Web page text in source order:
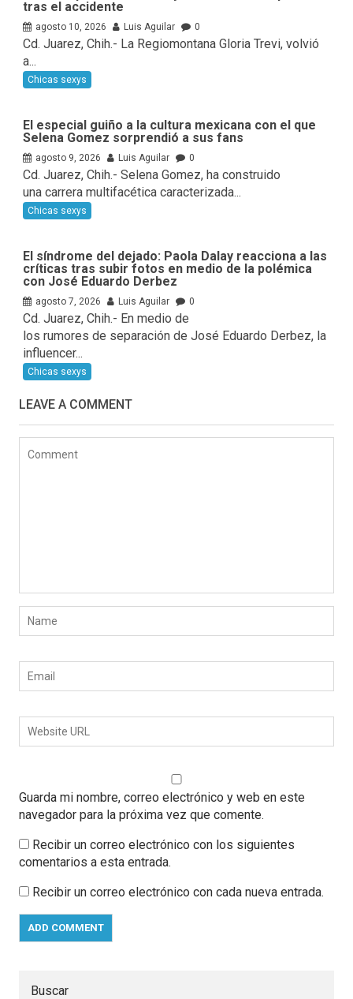
tras el accidente
agosto 10, 2026 Luis Aguilar 0
Cd. Juarez, Chih.- La Regiomontana Gloria Trevi, volvió
a...
Chicas sexys
El especial guiño a la cultura mexicana con el que
Selena Gomez sorprendió a sus fans
agosto 9, 2026 Luis Aguilar 0
Cd. Juarez, Chih.- Selena Gomez, ha construido
una carrera multifacética caracterizada...
Chicas sexys
El síndrome del dejado: Paola Dalay reacciona a las
críticas tras subir fotos en medio de la polémica
con José Eduardo Derbez
agosto 7, 2026 Luis Aguilar 0
Cd. Juarez, Chih.- En medio de
los rumores de separación de José Eduardo Derbez, la
influencer...
Chicas sexys
LEAVE A COMMENT
Guarda mi nombre, correo electrónico y web en este
navegador para la próxima vez que comente.
Recibir un correo electrónico con los siguientes
comentarios a esta entrada.
Recibir un correo electrónico con cada nueva entrada.
Buscar